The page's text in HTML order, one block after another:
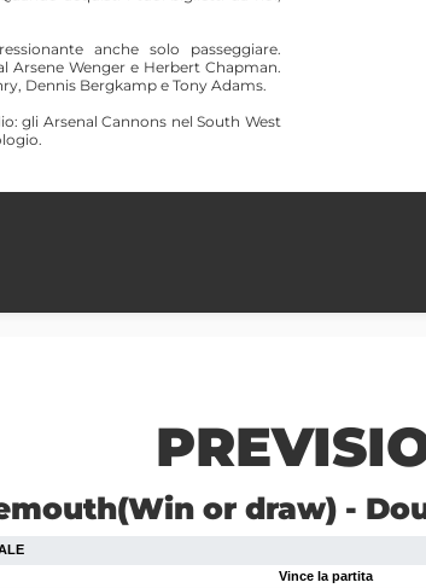
anche solo passeggiare.
Arsene Wenger e Herbert Chapman.
Dennis Bergkamp e Tony Adams.
gli Arsenal Cannons nel South West
or draw) -
Vince la partita